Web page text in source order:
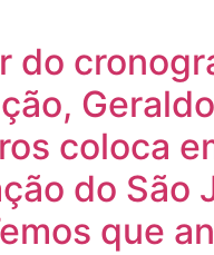
do
Geraldo
coloca
do São
que